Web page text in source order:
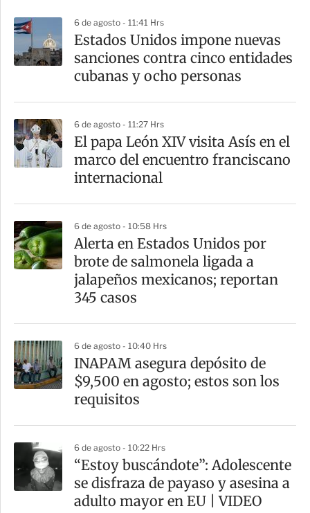
r
t
6 de agosto - 11:41 Hrs
Estados Unidos impone nuevas
sanciones contra cinco entidades
cubanas y ocho personas
6 de agosto - 11:27 Hrs
El papa León XIV visita Asís en el
marco del encuentro franciscano
internacional
6 de agosto - 10:58 Hrs
Alerta en Estados Unidos por
brote de salmonela ligada a
jalapeños mexicanos; reportan
345 casos
6 de agosto - 10:40 Hrs
INAPAM asegura depósito de
$9,500 en agosto; estos son los
requisitos
6 de agosto - 10:22 Hrs
“Estoy buscándote”: Adolescente
se disfraza de payaso y asesina a
adulto mayor en EU | VIDEO